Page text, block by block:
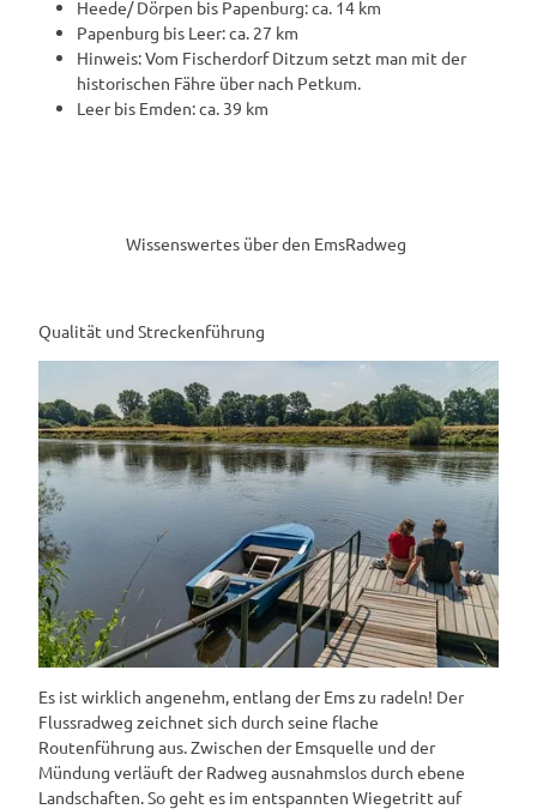
Heede/ Dörpen bis Papenburg: ca. 14 km
Papenburg bis Leer: ca. 27 km
Hinweis: Vom Fischerdorf Ditzum setzt man mit der
historischen Fähre über nach Petkum.
Leer bis Emden: ca. 39 km
Wissenswertes über den EmsRadweg
Qualität und Streckenführung
Es ist wirklich angenehm, entlang der Ems zu radeln! Der
Flussradweg zeichnet sich durch seine flache
Routenführung aus. Zwischen der Emsquelle und der
Mündung verläuft der Radweg ausnahmslos durch ebene
Landschaften. So geht es im entspannten Wiegetritt auf